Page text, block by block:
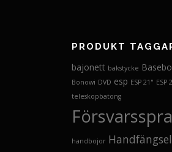
PRODUKT
bajonett bakstycke
Bonowi DVD esp ESP 21" ESP
teleskopbatong
handbojor Handfängsel